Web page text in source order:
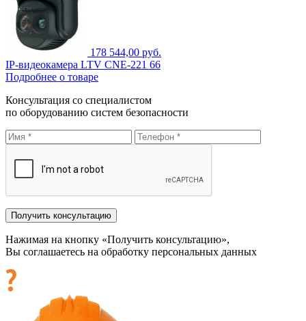
178 544,00 руб.
IP-видеокамера LTV CNE-221 66
Подробнее о товаре
Консультация со специалистом
по оборудованию систем безопасности
Нажимая на кнопку «Получить консультацию»,
Вы соглашаетесь на обработку персональных данных